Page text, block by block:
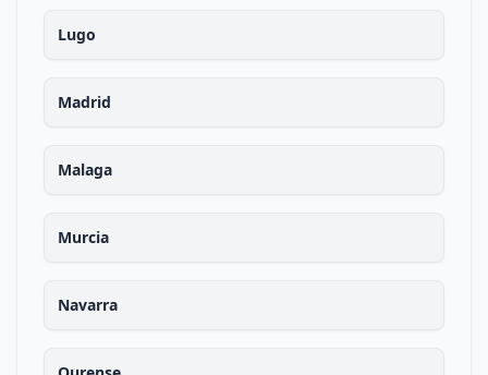
Lugo
Madrid
Malaga
Murcia
Navarra